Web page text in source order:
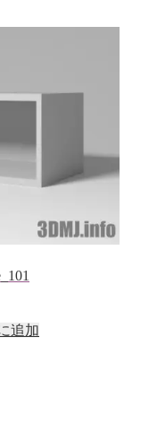
追加